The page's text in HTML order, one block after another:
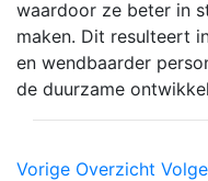
waardoor ze beter in
maken. Dit resulteert
en wendbaarder
de duurzame
Vorige Overzicht